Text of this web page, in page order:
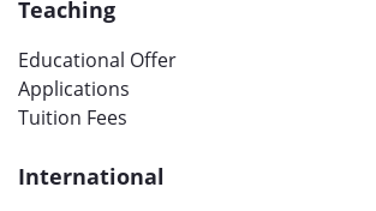
Teaching
Educational Offer
Applications
Tuition Fees
International